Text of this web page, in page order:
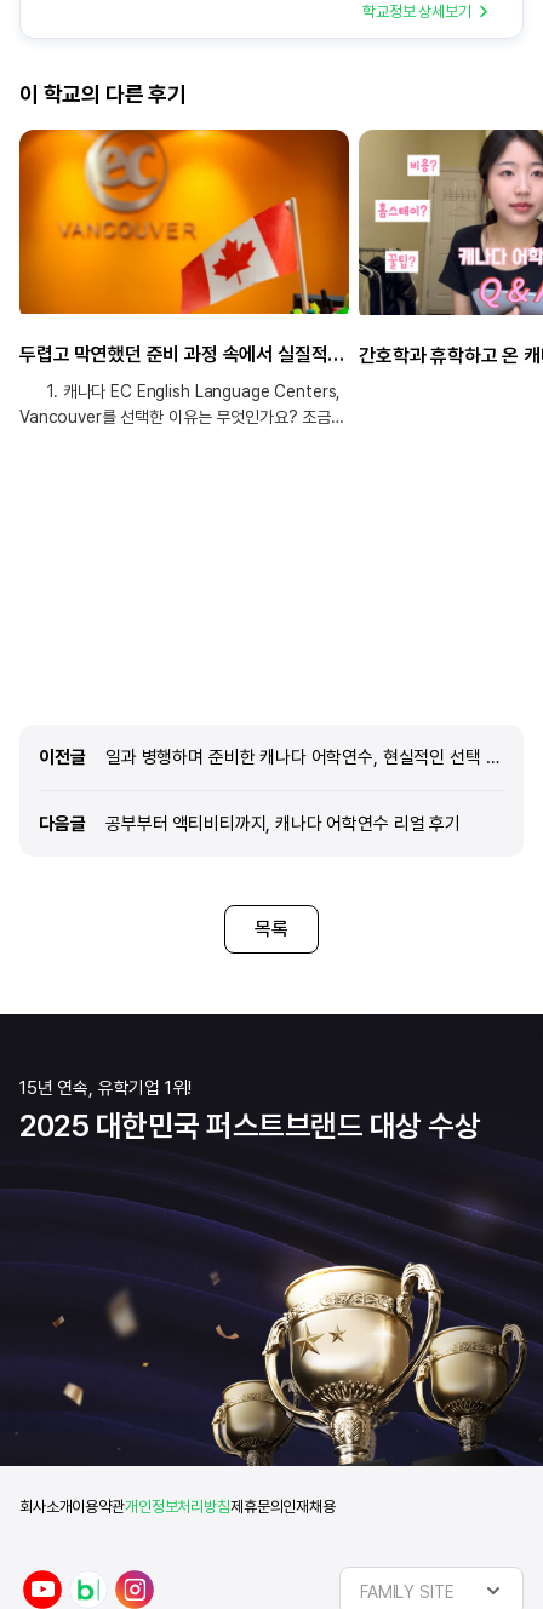
학교정보 상세보기
이 학교의 다른 후기
두렵고 막연했던 준비 과정 속에서 실질적인 도움 뿐 아니라 심리적인 용기까지 얻을 수 있었어요!
1. 캐나다 EC English Language Centers,
Vancouver를 선택한 이유는 무엇인가요? 조금
되었습니다. 2. edm유학센터를 통
이전글 이전글
일과 병행하며 준비한 캐나다 어학연수, 현실적인 선택 이야기
다음글 다음글
공부부터 액티비티까지, 캐나다 어학연수 리얼 후기
목록
15년 연속, 유학기업 1위!
2025 대한민국 퍼스트브랜드 대상 수상
회사소개이용약관개인정보처리방침제휴문의 인재채용
n
a
FAMILY SITE